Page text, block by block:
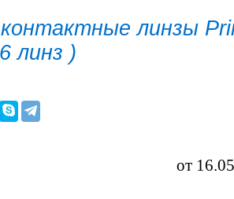
контактные линзы
линз )
от